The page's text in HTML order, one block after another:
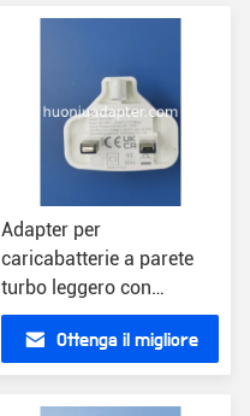
Adapter per
caricabatterie a parete
turbo leggero con
protezione da
sovraccarico 2.22A
Uscita certificata
CE/FCC/RoHS
Ottenga il migliore